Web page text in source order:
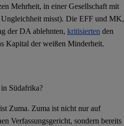
Mehrheit, in einer Gesellschaft mit
misst). Die EFF und MK,
der DA ablehnten, kritisiertenden
Kapital der weißen Minderheit.
Südafrika?
Zuma. Zuma ist nicht nur auf
Verfassungsgericht, sondern bereits